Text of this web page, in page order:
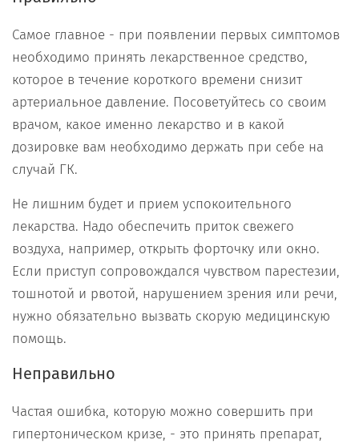
Самое главное - при появлении первых симптомов
необходимо принять лекарственное средство,
которое в течение короткого времени снизит
артериальное давление. Посоветуйтесь со своим
врачом, какое именно лекарство и в какой
дозировке вам необходимо держать при себе на
случай ГК.
Не лишним будет и прием успокоительного
лекарства. Надо обеспечить приток свежего
воздуха, например, открыть форточку или окно.
Если приступ сопровождался чувством парестезии,
тошнотой и рвотой, нарушением зрения или речи,
нужно обязательно вызвать скорую медицинскую
помощь.
Неправильно
Частая ошибка, которую можно совершить при
гипертоническом кризе, - это принять препарат,